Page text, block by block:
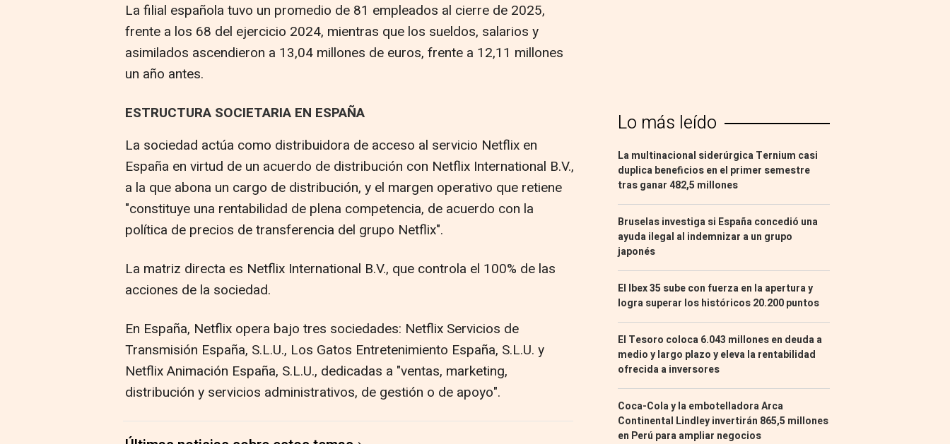
La filial española tuvo un promedio de 81 empleados al cierre de 2025,
frente a los 68 del ejercicio 2024, mientras que los sueldos, salarios y
asimilados ascendieron a 13,04 millones de euros, frente a 12,11 millones
un año antes.
ESTRUCTURA SOCIETARIA EN ESPAÑA
La sociedad actúa como distribuidora de acceso al servicio Netflix en
España en virtud de un acuerdo de distribución con Netflix International B.V.,
a la que abona un cargo de distribución, y el margen operativo que retiene
"constituye una rentabilidad de plena competencia, de acuerdo con la
política de precios de transferencia del grupo Netflix".
La matriz directa es Netflix International B.V., que controla el 100% de las
acciones de la sociedad.
En España, Netflix opera bajo tres sociedades: Netflix Servicios de
Transmisión España, S.L.U., Los Gatos Entretenimiento España, S.L.U. y
Netflix Animación España, S.L.U., dedicadas a "ventas, marketing,
distribución y servicios administrativos, de gestión o de apoyo".
Lo más leído
La multinacional siderúrgica Ternium casi
duplica beneficios en el primer semestre
tras ganar 482,5 millones
Bruselas investiga si España concedió una
ayuda ilegal al indemnizar a un grupo
japonés
El Ibex 35 sube con fuerza en la apertura y
logra superar los históricos 20.200 puntos
El Tesoro coloca 6.043 millones en deuda a
medio y largo plazo y eleva la rentabilidad
ofrecida a inversores
Coca-Cola y la embotelladora Arca
Continental Lindley invertirán 865,5 millones
en Perú para ampliar negocios